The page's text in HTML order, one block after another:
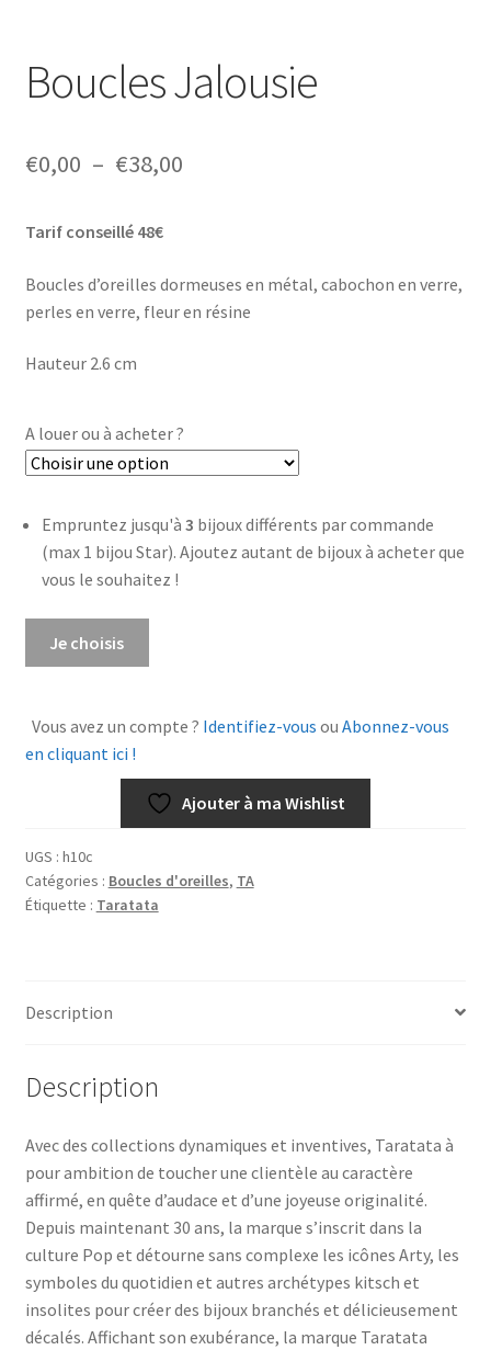
Boucles Jalousie
€0,00 – €38,00Plage
€0,00
à
Tarif conseillé 48€
Boucles d’oreilles dormeuses en métal, cabochon en verre,
perles en verre, fleur en résine
Hauteur 2.6 cm
A louer ou à acheter ?
Empruntez jusqu'à 3 bijoux différents par commande
(max 1 bijou Star). Ajoutez autant de bijoux à acheter que
vous le souhaitez !
Je choisis
Vous avez un compte ? Identifiez-vous ou Abonnez-vous
en cliquant ici !
Ajouter à ma Wishlist
UGS : h10c
Catégories : Boucles d'oreilles, TA
Étiquette : Taratata
Description
Description
Avec des collections dynamiques et inventives, Taratata à
pour ambition de toucher une clientèle au caractère
affirmé, en quête d’audace et d’une joyeuse originalité.
Depuis maintenant 30 ans, la marque s’inscrit dans la
culture Pop et détourne sans complexe les icônes Arty, les
symboles du quotidien et autres archétypes kitsch et
insolites pour créer des bijoux branchés et délicieusement
décalés. Affichant son exubérance, la marque Taratata